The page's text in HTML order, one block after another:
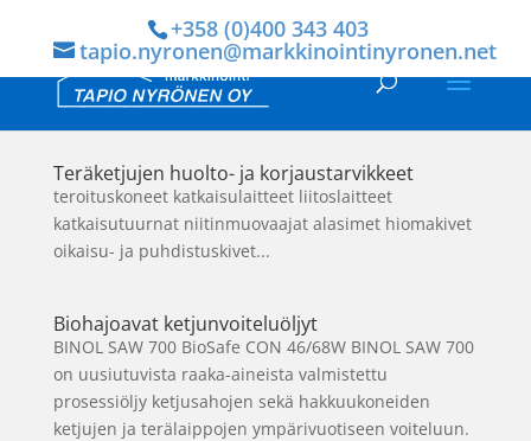
+358 (0)400 343 403
tapio.nyronen@markkinointinyronen.net
Teräketjujen huolto- ja korjaustarvikkeet
teroituskoneet katkaisulaitteet liitoslaitteet
katkaisutuurnat niitinmuovaajat alasimet hiomakivet
oikaisu- ja puhdistuskivet...
Biohajoavat ketjunvoiteluöljyt
BINOL SAW 700 BioSafe CON 46/68W BINOL SAW 700
on uusiutuvista raaka-aineista valmistettu
prosessiöljy ketjusahojen sekä hakkuukoneiden
ketjujen ja terälaippojen ympärivuotiseen voiteluun.